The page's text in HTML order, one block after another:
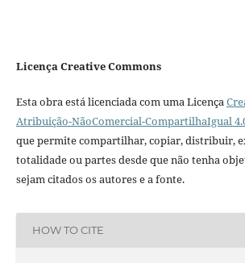
Licença Creative Commons
Esta obra está licenciada com uma Licença
Atribuição-NãoComercial-CompartilhaIgual
que permite compartilhar, copiar, distribuir,
totalidade ou partes desde que não tenha
sejam citados os autores e a fonte.
HOW TO CITE